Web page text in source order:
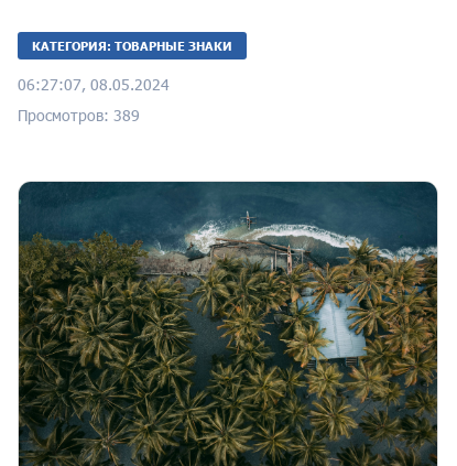
КАТЕГОРИЯ: ТОВАРНЫЕ ЗНАКИ
06:27:07, 08.05.2024
Просмотров: 389